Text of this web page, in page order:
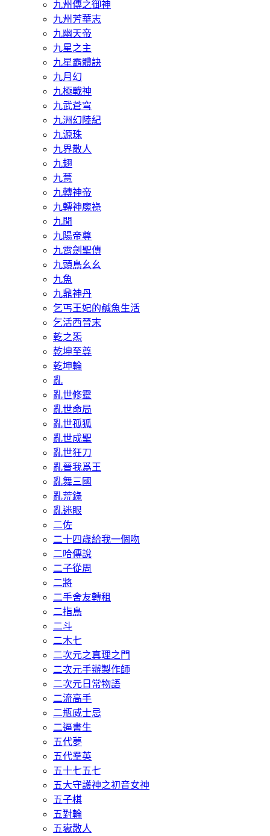
九州傳之御神
九州芳華志
九幽天帝
九星之主
九星霸體訣
九月幻
九極戰神
九武蒼穹
九洲幻陸紀
九源珠
九界散人
九翅
九薏
九轉神帝
九轉神魔祿
九閒
九陽帝尊
九霄劍聖傳
九頭鳥幺幺
九魚
九鼎神丹
乞丐王妃的鹹魚生活
乞活西晉末
乾之炁
乾坤至尊
乾坤輪
亂
亂世修靈
亂世命局
亂世孤狐
亂世成聖
亂世狂刀
亂晉我爲王
亂舞三國
亂荒錄
亂迷眼
二佐
二十四歲給我一個吻
二哈傳說
二子從周
二將
二手舍友轉租
二指鳥
二斗
二木七
二次元之真理之門
二次元手辦製作師
二次元日常物語
二流高手
二瓶威士忌
二逼書生
五代夢
五代羣英
五十七五七
五大守護神之初音女神
五子棋
五對輪
五嶽散人